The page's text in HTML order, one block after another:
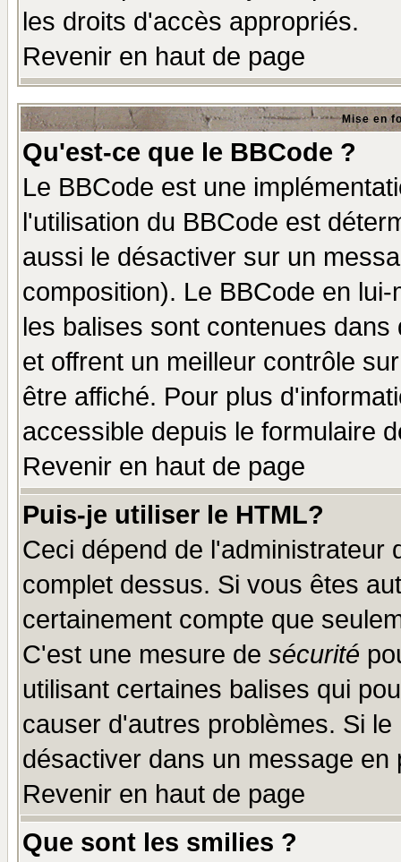
les droits d'accès appropriés.
Revenir en haut de page
Mise en
Qu'est-ce que le BBCode ?
Le BBCode est une
l'utilisation du BBCode est
aussi le désactiver sur un
composition). Le BBCode en
les balises sont contenues
et offrent un meilleur contrôle
être affiché. Pour plus
accessible depuis le formulaire
Revenir en haut de page
Puis-je utiliser le HTML?
Ceci dépend de l'administrateur
complet dessus. Si vous êtes
certainement compte que
C'est une mesure de sécurité
utilisant certaines balises qui
causer d'autres problèmes. Si
désactiver dans un message
Revenir en haut de page
Que sont les smilies ?